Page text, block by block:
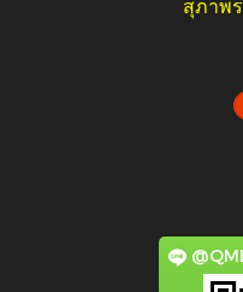
สุภาพร